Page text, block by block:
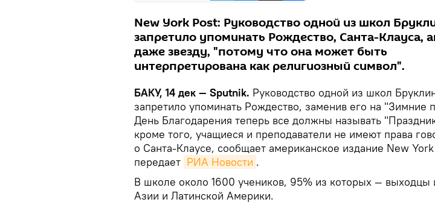
New York Post: Руководство одной из школ
запретило упоминать Рождество, Санта-Клауса,
даже звезду, "потому что она может быть
интерпретирована как религиозный символ".
БАКУ, 14 дек — Sputnik. Руководство одной из школ
запретило упоминать Рождество, заменив его на "Зимние
День Благодарения теперь все должны называть
кроме того, учащиеся и преподаватели не имеют права
о Санта-Клаусе, сообщает американское издание New
передает РИА Новости .
В школе около 1600 учеников, 95% из которых — выходцы
Азии и Латинской Америки.